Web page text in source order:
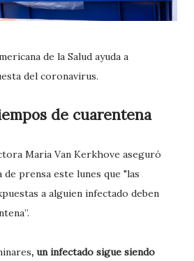
de la Salud ayuda a
del coronavirus.
de cuarentena
Maria Van Kerkhove aseguró
prensa este lunes que "las
a alguien infectado deben
, un infectado sigue siendo